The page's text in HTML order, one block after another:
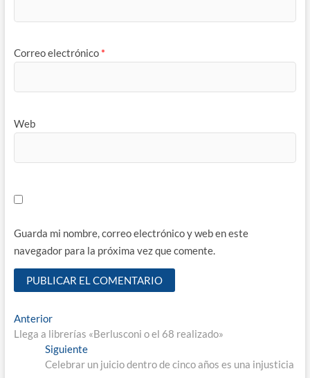
Correo electrónico *
Web
Guarda mi nombre, correo electrónico y web en este
navegador para la próxima vez que comente.
Navegación
de
entradas
AnteriorEntrada
anterior:
Llega a librerías «Berlusconi o el 68 realizado»
SiguienteEntrada
siguiente:
Celebrar un juicio dentro de cinco años es una injusticia